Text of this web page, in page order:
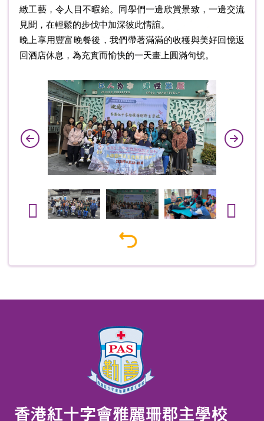
緻工藝，令人目不暇給。同學們一邊欣賞景致，一邊交流
見聞，在輕鬆的步伐中加深彼此情誼。
晚上享用豐富晚餐後，我們帶著滿滿的收穫與美好回憶返
回酒店休息，為充實而愉快的一天畫上圓滿句號。